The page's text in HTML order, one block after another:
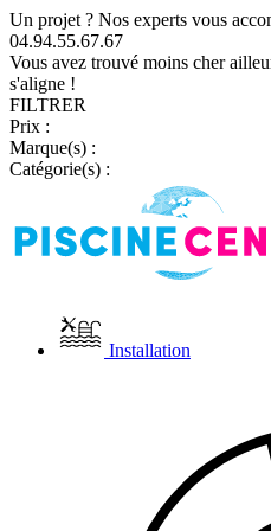
Un projet ? Nos experts vous
04.94.55.67.67
Vous avez trouvé moins cher
s'aligne !
FILTRER
Prix :
Marque(s) :
Catégorie(s) :
Installation